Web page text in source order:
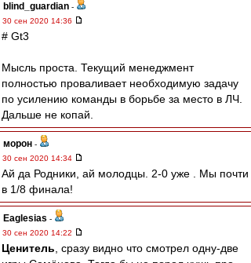
blind_guardian -
30 сен 2020 14:36
# Gt3
Мысль проста. Текущий менеджмент
полностью проваливает необходимую задачу
по усилению команды в борьбе за место в ЛЧ.
Дальше не копай.
морон -
30 сен 2020 14:34
Ай да Родники, ай молодцы. 2-0 уже . Мы почти
в 1/8 финала!
Eaglesias -
30 сен 2020 14:22
Ценитель , сразу видно что смотрел одну-две